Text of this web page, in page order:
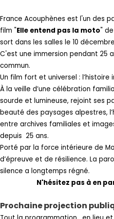
France Acouphènes est l'un des
film "Elle entend pas la moto" de
sort dans les salles le 10
C'est une immersion pendant 25
commun.
Un film fort et universel :
À la veille d’une célébration
sourde et lumineuse, rejoint ses
beauté des paysages alpestres,
entre archives familiales et
depuis 25 ans.
Porté par la force intérieure de
d’épreuve et de résilience. La
silence a longtemps régné.
N'hésitez pas à en
Prochaine projection